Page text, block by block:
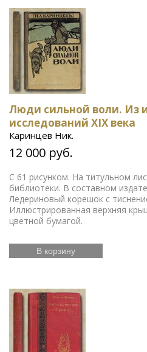
Люди сильной воли. Из
исследований XIX века
Каринцев Ник.
12 000 руб.
С 61 рисунком. На титульном
библиотеки. В составном
Ледериновый корешок с
Иллюстрированная верхняя
цветной бумагой.
В корзину